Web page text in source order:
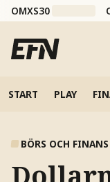
OMXS30
START PLAY
BÖRS OCH FINANS